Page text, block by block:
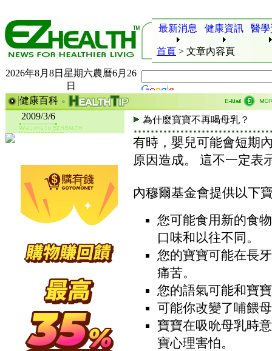
最新消息 健康資訊 醫
首頁 > 文章內容頁
2026年8月8日星期六農曆6月26
日
健康百科
2009/3/6
為什麼寶寶不再喝母乳？
有時，嬰兒可能會短期
原因造成。 這不一定表
內穆爾基金會提供以下
您可能食用新的食
口味和以往不同。
您的寶寶可能在長
痛苦。
您的語氣可能和寶
可能你改變了哺餵
寶寶在吸吮母乳時
寶心理害怕。